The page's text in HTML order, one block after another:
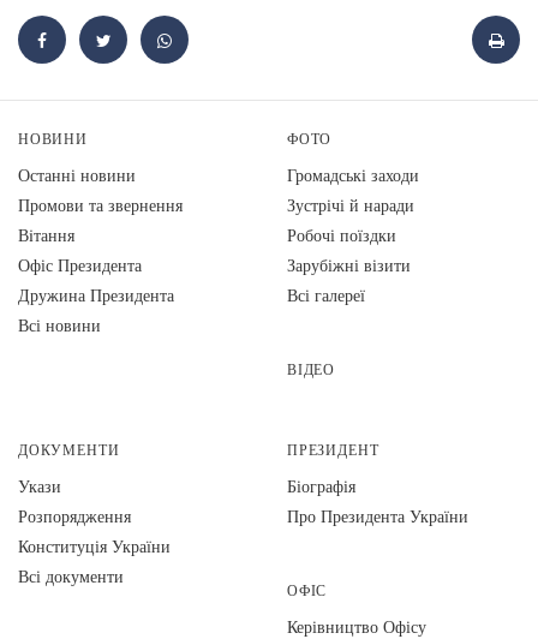
НОВИНИ
Останні новини
Промови та звернення
Вiтання
Офіс Президента
Дружина Президента
Всі новини
ФОТО
Громадські заходи
Зустрічі й наради
Робочі поїздки
Зарубіжні візити
Всі галереї
ВІДЕО
ДОКУМЕНТИ
Укази
Розпорядження
Конституція України
Всі документи
ПРЕЗИДЕНТ
Біографія
Про Президента України
ОФІС
Керівництво Офісу